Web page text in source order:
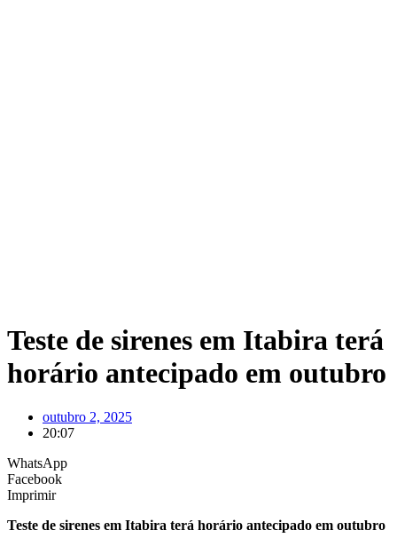
Teste de sirenes em Itabira terá
horário antecipado em outubro
outubro 2, 2025
20:07
WhatsApp
Facebook
Imprimir
Teste de sirenes em Itabira terá horário antecipado em outubro